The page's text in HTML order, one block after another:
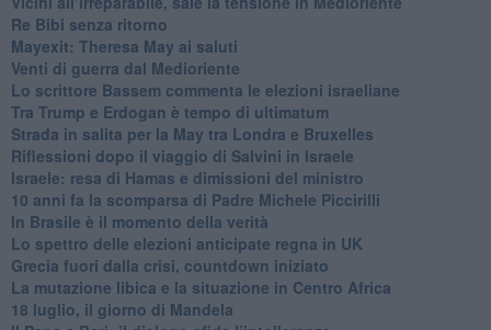
Re Bibi senza ritorno
Mayexit: Theresa May ai saluti
Venti di guerra dal Medioriente
Lo scrittore Bassem commenta le elezioni israeliane
Tra Trump e Erdogan è tempo di ultimatum
Strada in salita per la May tra Londra e Bruxelles
Riflessioni dopo il viaggio di Salvini in Israele
Israele: resa di Hamas e dimissioni del ministro
10 anni fa la scomparsa di Padre Michele Piccirilli
In Brasile è il momento della verità
Lo spettro delle elezioni anticipate regna in UK
Grecia fuori dalla crisi, countdown iniziato
La mutazione libica e la situazione in Centro Africa
18 luglio, il giorno di Mandela